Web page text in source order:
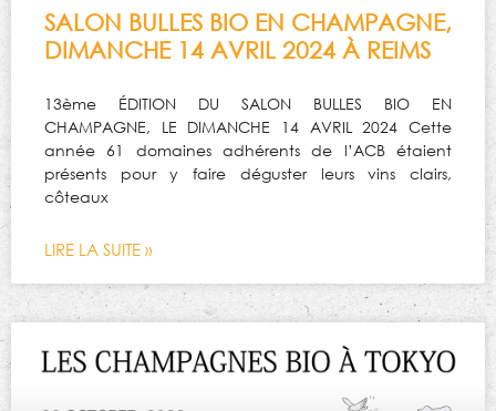
SALON BULLES BIO EN CHAMPAGNE,
DIMANCHE 14 AVRIL 2024 À REIMS
13ème ÉDITION DU SALON BULLES BIO EN
CHAMPAGNE, LE DIMANCHE 14 AVRIL 2024 Cette
année 61 domaines adhérents de l’ACB étaient
présents pour y faire déguster leurs vins clairs,
côteaux
LIRE LA SUITE »